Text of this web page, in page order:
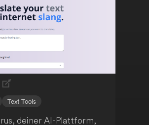
Text Tools
deiner AI-Plattform,